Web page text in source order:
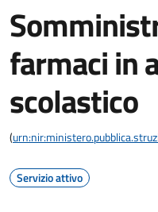
farmaci in
scolastico
(
Servizio attivo